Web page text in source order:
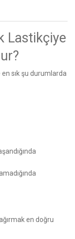
Lastikçiye
sık şu durumlarda
en doğru